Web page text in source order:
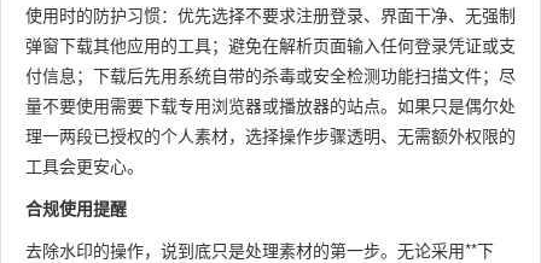
使用时的防护习惯：优先选择不要求注册登录、界面干净、无强制
弹窗下载其他应用的工具；避免在解析页面输入任何登录凭证或支
付信息；下载后先用系统自带的杀毒或安全检测功能扫描文件；尽
量不要使用需要下载专用浏览器或播放器的站点。如果只是偶尔处
理一两段已授权的个人素材，选择操作步骤透明、无需额外权限的
工具会更安心。
合规使用提醒
去除水印的操作，说到底只是处理素材的第一步。无论采用**下